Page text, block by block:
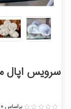
براساس 0 نظر.